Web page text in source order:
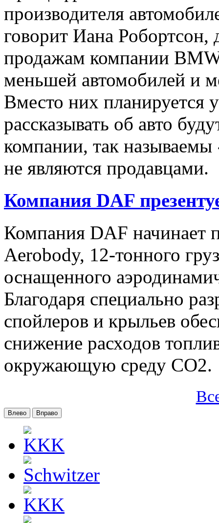
производителя
говорит Иана Робортсон,
продажам компании
меньшей автомобилей и
Вместо них планируется
рассказывать об авто
компании, так называемы
не являются продавцами.
Компания DAF
Компания DAF начинает
Aerobody, 12-тонного
оснащенного
Благодаря специально
спойлеров и крыльев
снижение расходов
окружающую среду CO2.
Влево Вправо